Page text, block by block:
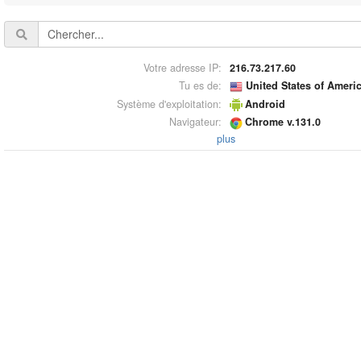
Votre adresse IP:
216.73.217.60
Tu es de:
United States of
Système d'exploitation:
Android
Navigateur:
Chrome v.131.0
plus